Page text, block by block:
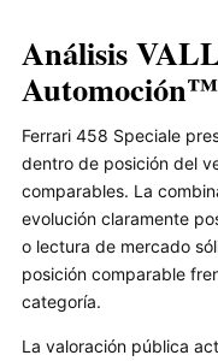
Análisis
Automoción™
Ferrari 458 Speciale
dentro de posición del
comparables. La
evolución claramente
o lectura de mercado
posición comparable
categoría.
La valoración pública